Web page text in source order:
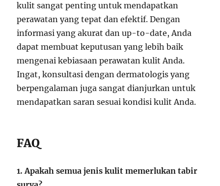
kulit sangat penting untuk mendapatkan
perawatan yang tepat dan efektif. Dengan
informasi yang akurat dan up-to-date, Anda
dapat membuat keputusan yang lebih baik
mengenai kebiasaan perawatan kulit Anda.
Ingat, konsultasi dengan dermatologis yang
berpengalaman juga sangat dianjurkan untuk
mendapatkan saran sesuai kondisi kulit Anda.
FAQ
1. Apakah semua jenis kulit memerlukan tabir